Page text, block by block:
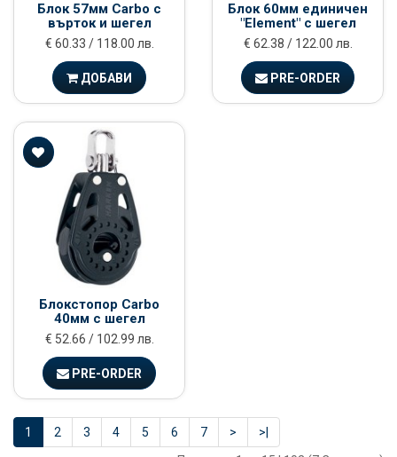
Блок 57мм Carbo с
върток и шегел
€ 60.33 / 118.00 лв.
ДОБАВИ
Блок 60мм единичен
"Element" с шегел
€ 62.38 / 122.00 лв.
PRE-ORDER
Блокстопор Carbo
40мм с шегел
€ 52.66 / 102.99 лв.
PRE-ORDER
1 2 3 4 5 6 7 >
>|